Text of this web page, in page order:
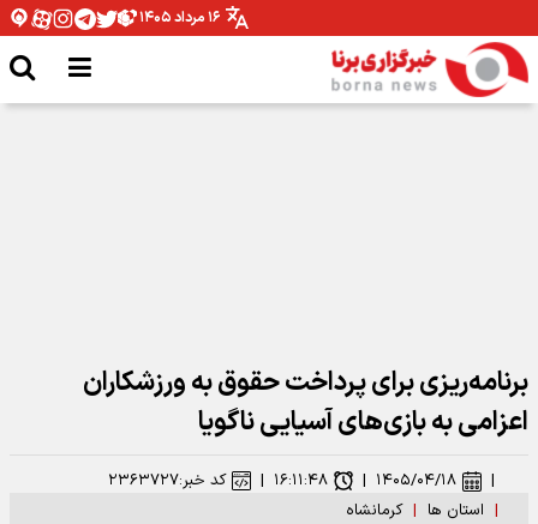
۱۶ مرداد ۱۴۰۵
برنامه‌ریزی برای پرداخت حقوق به ورزشکاران
اعزامی به بازی‌های آسیایی ناگویا
| استان ها | کرمانشاه
| ۱۴۰۵/۰۴/۱۸ | ۱۶:۱۱:۴۸ | کد خبر:۲۳۶۳۷۲۷